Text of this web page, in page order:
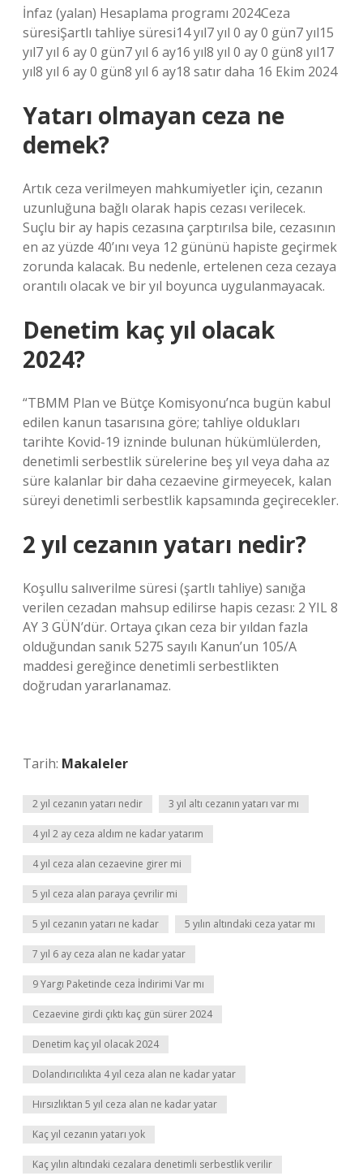
İnfaz (yalan) Hesaplama programı 2024Ceza
süresiŞartlı tahliye süresi14 yıl7 yıl 0 ay 0 gün7 yıl15
yıl7 yıl 6 ay 0 gün7 yıl 6 ay16 yıl8 yıl 0 ay 0 gün8 yıl17
yıl8 yıl 6 ay 0 gün8 yıl 6 ay18 satır daha 16 Ekim 2024
Yatarı olmayan ceza ne
demek?
Artık ceza verilmeyen mahkumiyetler için, cezanın
uzunluğuna bağlı olarak hapis cezası verilecek.
Suçlu bir ay hapis cezasına çarptırılsa bile, cezasının
en az yüzde 40’ını veya 12 gününü hapiste geçirmek
zorunda kalacak. Bu nedenle, ertelenen ceza cezaya
orantılı olacak ve bir yıl boyunca uygulanmayacak.
Denetim kaç yıl olacak
2024?
“TBMM Plan ve Bütçe Komisyonu’nca bugün kabul
edilen kanun tasarısına göre; tahliye oldukları
tarihte Kovid-19 izninde bulunan hükümlülerden,
denetimli serbestlik sürelerine beş yıl veya daha az
süre kalanlar bir daha cezaevine girmeyecek, kalan
süreyi denetimli serbestlik kapsamında geçirecekler.
2 yıl cezanın yatarı nedir?
Koşullu salıverilme süresi (şartlı tahliye) sanığa
verilen cezadan mahsup edilirse hapis cezası: 2 YIL 8
AY 3 GÜN’dür. Ortaya çıkan ceza bir yıldan fazla
olduğundan sanık 5275 sayılı Kanun’un 105/A
maddesi gereğince denetimli serbestlikten
doğrudan yararlanamaz.
Tarih: Makaleler
2 yıl cezanın yatarı nedir 3 yıl altı cezanın yatarı var mı
4 yıl 2 ay ceza aldım ne kadar yatarım
4 yıl ceza alan cezaevine girer mi
5 yıl ceza alan paraya çevrilir mi
5 yıl cezanın yatarı ne kadar 5 yılın altındaki ceza yatar mı
7 yıl 6 ay ceza alan ne kadar yatar
9 Yargı Paketinde ceza İndirimi Var mı
Cezaevine girdi çıktı kaç gün sürer 2024
Denetim kaç yıl olacak 2024
Dolandırıcılıkta 4 yıl ceza alan ne kadar yatar
Hırsızlıktan 5 yıl ceza alan ne kadar yatar
Kaç yıl cezanın yatarı yok
Kaç yılın altındaki cezalara denetimli serbestlik verilir